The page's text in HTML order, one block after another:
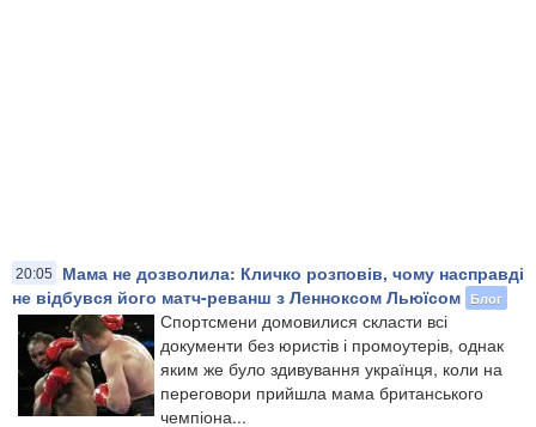
20:05
Мама не дозволила: Кличко розповів, чому насправді
не відбувся його матч-реванш з Ленноксом Льюїсом Блог
Спортсмени домовилися скласти всі
документи без юристів і промоутерів, однак
яким же було здивування українця, коли на
переговори прийшла мама британського
чемпіона...